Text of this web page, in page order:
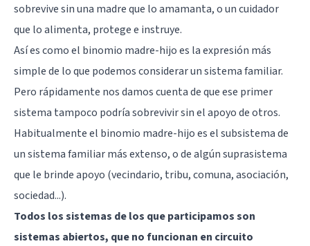
sobrevive sin una madre que lo amamanta, o un cuidador
que lo alimenta, protege e instruye.
Así es como el binomio madre-hijo es la expresión más
simple de lo que podemos considerar un sistema familiar.
Pero rápidamente nos damos cuenta de que ese primer
sistema tampoco podría sobrevivir sin el apoyo de otros.
Habitualmente el binomio madre-hijo es el subsistema de
un sistema familiar más extenso, o de algún suprasistema
que le brinde apoyo (vecindario, tribu, comuna, asociación,
sociedad...).
Todos los sistemas de los que participamos son
sistemas abiertos, que no funcionan en circuito